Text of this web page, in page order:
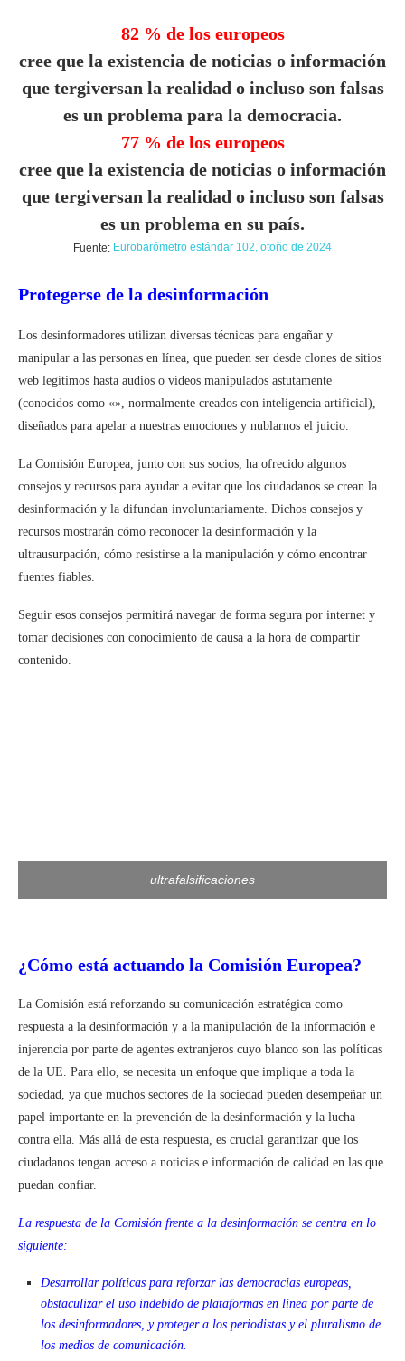
82 % de los europeos
cree que la existencia de noticias o información
que tergiversan la realidad o incluso son falsas
es un problema para la democracia.
77 % de los europeos
cree que la existencia de noticias o información
que tergiversan la realidad o incluso son falsas
es un problema en su país.
Fuente: Eurobarómetro estándar 102, otoño de 2024
Protegerse de la desinformación
Los desinformadores utilizan diversas técnicas para engañar y
manipular a las personas en línea, que pueden ser desde clones de sitios
web legítimos hasta audios o vídeos manipulados astutamente
(conocidos como «», normalmente creados con inteligencia artificial),
diseñados para apelar a nuestras emociones y nublarnos el juicio.
La Comisión Europea, junto con sus socios, ha ofrecido algunos
consejos y recursos para ayudar a evitar que los ciudadanos se crean la
desinformación y la difundan involuntariamente. Dichos consejos y
recursos mostrarán cómo reconocer la desinformación y la
ultrausurpación, cómo resistirse a la manipulación y cómo encontrar
fuentes fiables.
Seguir esos consejos permitirá navegar de forma segura por internet y
tomar decisiones con conocimiento de causa a la hora de compartir
contenido.
ultrafalsificaciones
¿Cómo está actuando la Comisión Europea?
La Comisión está reforzando su comunicación estratégica como
respuesta a la desinformación y a la manipulación de la información e
injerencia por parte de agentes extranjeros cuyo blanco son las políticas
de la UE. Para ello, se necesita un enfoque que implique a toda la
sociedad, ya que muchos sectores de la sociedad pueden desempeñar un
papel importante en la prevención de la desinformación y la lucha
contra ella. Más allá de esta respuesta, es crucial garantizar que los
ciudadanos tengan acceso a noticias e información de calidad en las que
puedan confiar.
La respuesta de la Comisión frente a la desinformación se centra en lo
siguiente:
Desarrollar políticas para reforzar las democracias europeas,
obstaculizar el uso indebido de plataformas en línea por parte de
los desinformadores, y proteger a los periodistas y el pluralismo de
los medios de comunicación.